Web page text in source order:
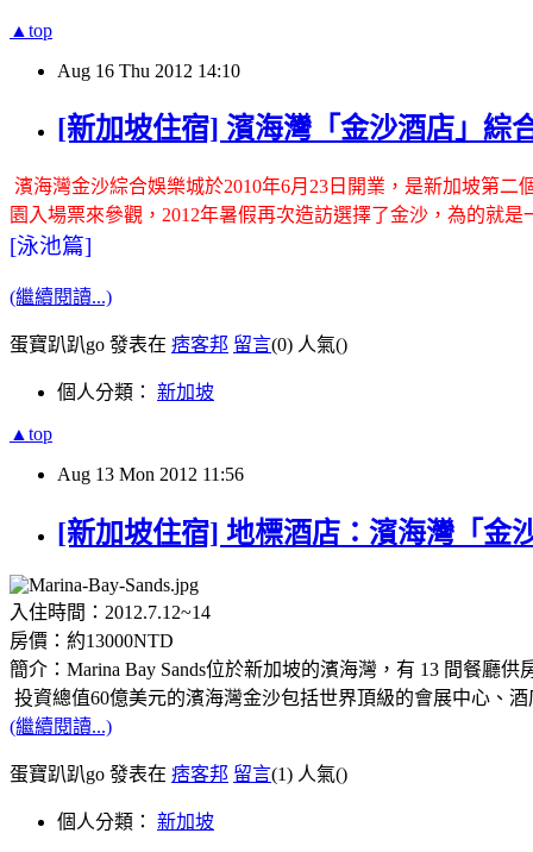
▲top
Aug 16 Thu 2012 14:10
[新加坡住宿] 濱海灣「金沙酒店」綜
濱海灣金沙綜合娛樂城於2010年6月23日開業，是新加坡第二
園入場票來參觀，2012年暑假再次造訪選擇了金沙，為的就
[泳池篇]
(繼續閱讀...)
蛋寶趴趴go 發表在 痞客邦 留言(0) 人氣()
個人分類： 新加坡
▲top
Aug 13 Mon 2012 11:56
[新加坡住宿] 地標酒店：濱海灣「金
入住時間：2012.7.12~14
房價：約13000NTD
簡介：Marina Bay Sands位於新加坡的濱海灣，有 13 間餐廳供
投資總值60億美元的濱海灣金沙包括世界頂級的會展中心、
(繼續閱讀...)
蛋寶趴趴go 發表在 痞客邦 留言(1) 人氣()
個人分類： 新加坡